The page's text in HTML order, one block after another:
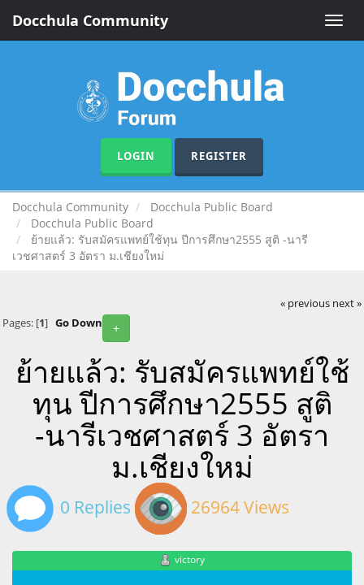
Toggle
Docchula Community
LOGIN REGISTER
Docchula Community
Docchula Public Board
Docchula Public Board
ย้ายแล้ว: รับสมัครแพทย์ใช้ทุน ปีการศึกษา2555 สูติ -นารี
เวชศาสตร์ 3 อัตรา ม.เชียงใหม่
« previous next »
+
Pages: [1] Go Down
ย้ายแล้ว: รับสมัครแพทย์ใช้
ทุน ปีการศึกษา2555 สูติ
-นารีเวชศาสตร์ 3 อัตรา
ม.เชียงใหม่
0 Replies 26964 Views
victory